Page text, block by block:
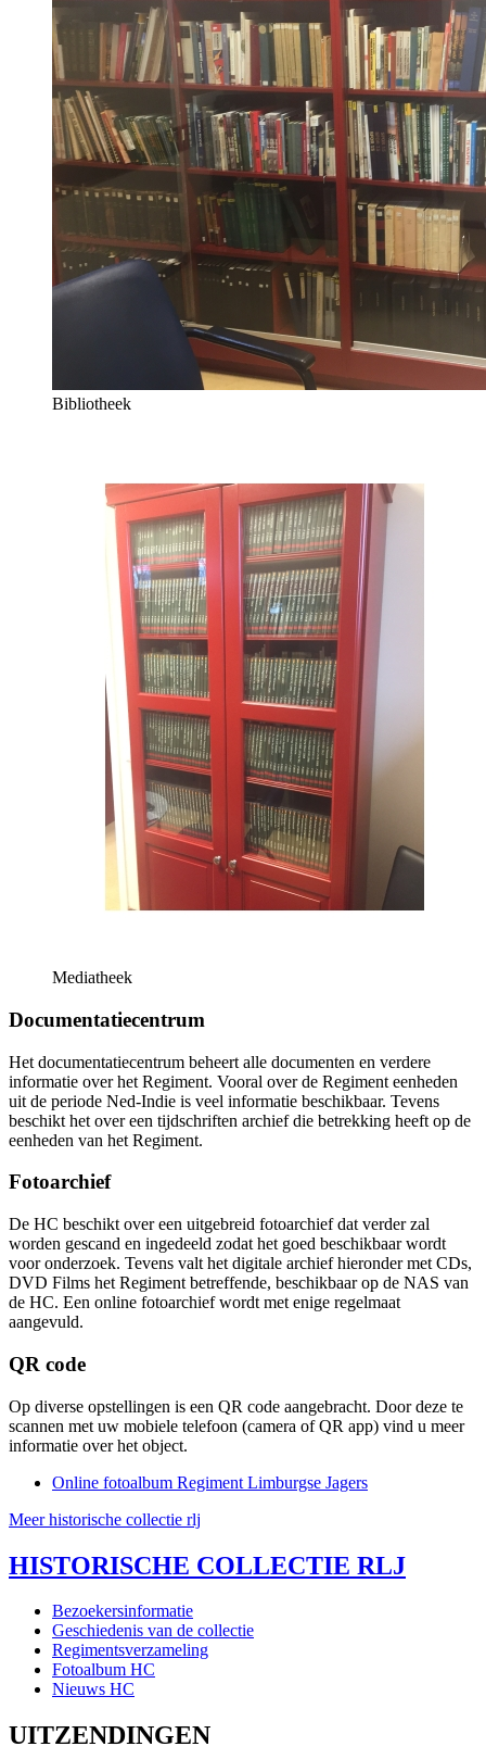
Bibliotheek
Mediatheek
Documentatiecentrum
Het documentatiecentrum beheert alle documenten en verdere
informatie over het Regiment. Vooral over de Regiment eenheden
uit de periode Ned-Indie is veel informatie beschikbaar. Tevens
beschikt het over een tijdschriften archief die betrekking heeft op de
eenheden van het Regiment.
Fotoarchief
De HC beschikt over een uitgebreid fotoarchief dat verder zal
worden gescand en ingedeeld zodat het goed beschikbaar wordt
voor onderzoek. Tevens valt het digitale archief hieronder met CDs,
DVD Films het Regiment betreffende, beschikbaar op de NAS van
de HC. Een online fotoarchief wordt met enige regelmaat
aangevuld.
QR code
Op diverse opstellingen is een QR code aangebracht. Door deze te
scannen met uw mobiele telefoon (camera of QR app) vind u meer
informatie over het object.
Online fotoalbum Regiment Limburgse Jagers
Meer historische collectie rlj
HISTORISCHE COLLECTIE RLJ
Bezoekersinformatie
Geschiedenis van de collectie
Regimentsverzameling
Fotoalbum HC
Nieuws HC
UITZENDINGEN